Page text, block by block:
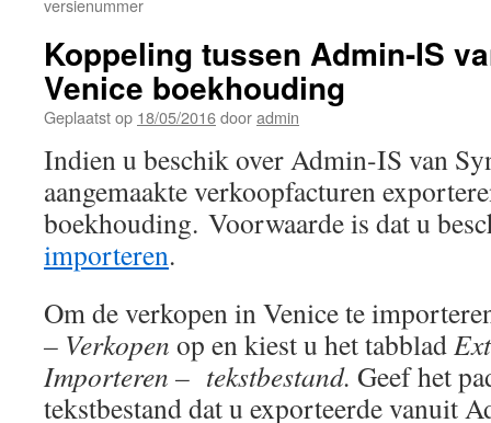
versienummer
Koppeling tussen Admin-IS
Venice boekhouding
Geplaatst op 18/05/2016dooradmin
Indien u beschik over Admin-IS van
aangemaakte verkoopfacturen
boekhouding. Voorwaarde is dat u
importeren.
Om de verkopen in Venice te
– Verkopen op en kiest u het tabblad
Importeren – tekstbestand. Geef het
tekstbestand dat u exporteerde vanuit